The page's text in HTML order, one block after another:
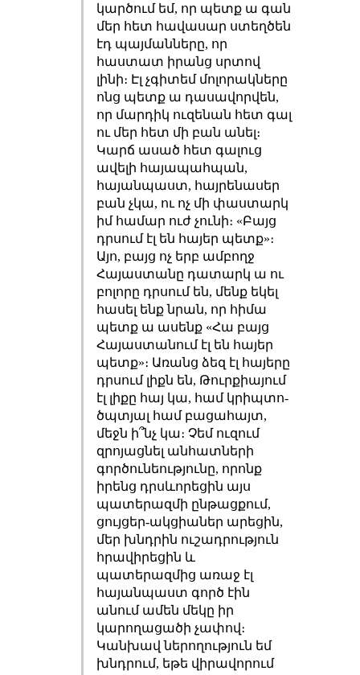
կարծում եմ, որ պետք ա գան
մեր հետ հավասար ստեղծեն
էդ պայմանները, որ
հաստատ իրանց սրտով
լինի։ Էլ չգիտեմ մոլորակները
ոնց պետք ա դասավորվեն,
որ մարդիկ ուզենան հետ գալ
ու մեր հետ մի բան անել։
Կարճ ասած հետ գալուց
ավելի հայապահպան,
հայանպաստ, հայրենասեր
բան չկա, ու ոչ մի փաստարկ
իմ համար ուժ չունի։ «Բայց
դրսում էլ են հայեր պետք»։
Այո, բայց ոչ երբ ամբողջ
Հայաստանը դատարկ ա ու
բոլորը դրսում են, մենք եկել
հասել ենք նրան, որ հիմա
պետք ա ասենք «Հա բայց
Հայաստանում էլ են հայեր
պետք»։ Առանց ձեզ էլ հայերը
դրսում լիքն են, Թուրքիայում
էլ լիքը հայ կա, համ կրիպտո-
ծպտյալ համ բացահայտ,
մեջն ի՞նչ կա։ Չեմ ուզում
զրոյացնել անհատների
գործունեությունը, որոնք
իրենց դրսևորեցին այս
պատերազմի ընթացքում,
ցույցեր-ակցիաներ արեցին,
մեր խնդրին ուշադրություն
հրավիրեցին և
պատերազմից առաջ էլ
հայանպաստ գործ էին
անում ամեն մեկը իր
կարողացածի չափով։
Կանխավ ներողություն եմ
խնդրում, եթե վիրավորում